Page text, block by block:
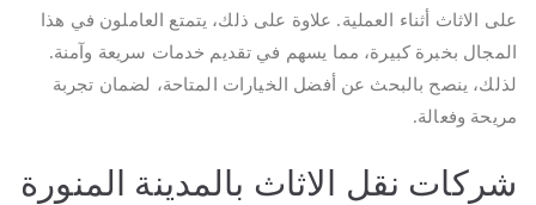
على الاثاث أثناء العملية. علاوة على ذلك، يتمتع العاملون في هذا
المجال بخبرة كبيرة، مما يسهم في تقديم خدمات سريعة وآمنة.
لذلك، ينصح بالبحث عن أفضل الخيارات المتاحة، لضمان تجربة
مريحة وفعالة.
شركات نقل الاثاث بالمدينة المنورة